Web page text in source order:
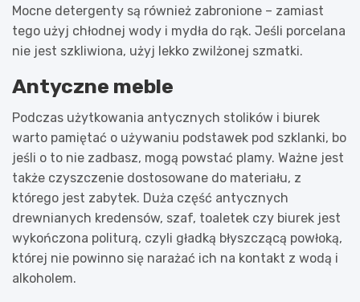
Mocne detergenty są również zabronione – zamiast
tego użyj chłodnej wody i mydła do rąk. Jeśli porcelana
nie jest szkliwiona, użyj lekko zwilżonej szmatki.
Antyczne meble
Podczas użytkowania antycznych stolików i biurek
warto pamiętać o używaniu podstawek pod szklanki, bo
jeśli o to nie zadbasz, mogą powstać plamy. Ważne jest
także czyszczenie dostosowane do materiału, z
którego jest zabytek. Duża część antycznych
drewnianych kredensów, szaf, toaletek czy biurek jest
wykończona politurą, czyli gładką błyszczącą powłoką,
której nie powinno się narażać ich na kontakt z wodą i
alkoholem.